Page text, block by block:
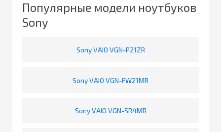
Популярные модели ноутбуков
Sony
Sony VAIO VGN-P21ZR
Sony VAIO VGN-FW21MR
Sony VAIO VGN-SR4MR